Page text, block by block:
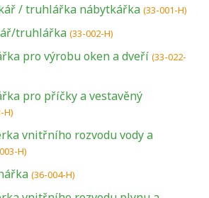
/ truhlářka nábytkářka (33-001-H)
truhlářka (33-002-H)
pro výrobu oken a dveří (33-022-
pro příčky a vestavěný
H)
vnitřního rozvodu vody a
H)
(36-004-H)